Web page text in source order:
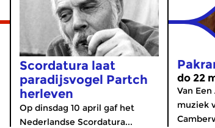
Scordatura laat
paradijsvogel Partch
herleven
Op dinsdag 10 april gaf het
Nederlandse Scordatura...
do 22
Van
muziek